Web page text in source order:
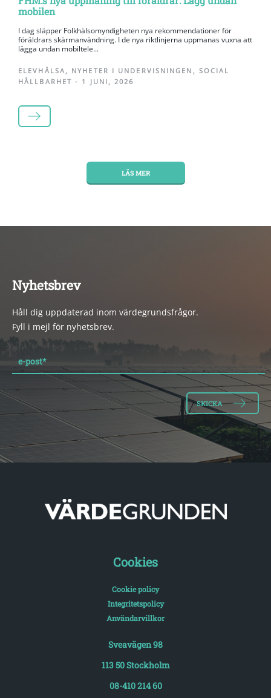
mobilen
I dag släpper Folkhälsomyndigheten nya rekommendationer för
föräldrars skärmanvändning. I de nya riktlinjerna uppmanas vuxna att
lägga undan mobiltele...
ELEVHÄLSA, NYHETER I UNDERVISNINGEN , SOCIAL
HÅLLBARHET - 1 JUNI, 2026
LÄS MER
LÄS MER
Nyhetsbrev
Håll dig uppdaterad inom värdegrundsfrågor.
Fyll i mejl för nyhetsbrev.
e-post*
Cookies
Cookie policy
Integritetspolicy
Användarvillkor
Sveavägen 98
113 50 Stockholm
08-410 214 60